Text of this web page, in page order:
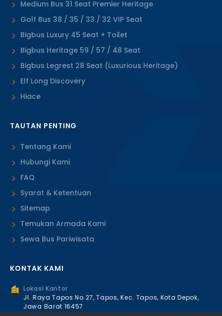
Medium Bus 31 Seat Premier Heritage
Golf Bus 38 / 35 / 33 / 32 VIP Seat
Bigbus Luxury 45 Seat + Toilet
Bigbus Heritage 59 / 57 / 48 Seat
Bigbus Legrest 28 Seat (Luxurious Heritage)
Elf Long Discovery
Hiace
TAUTAN PENTING
Tentang Kami
Hubungi Kami
FAQ
Syarat & Ketentuan
Sitemap
Temukan Armada Kami
Sewa Bus Pariwisata
KONTAK KAMI
Lokasi Kantor
Jl. Raya Tapos No.27, Tapos, Kec. Tapos, Kota Depok,
Jawa Barat 16457